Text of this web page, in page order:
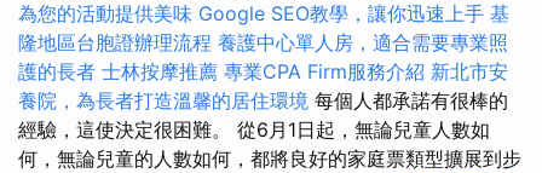
為您的活動提供美味 Google SEO教學，讓你迅速上手 基
隆地區台胞證辦理流程 養護中心單人房，適合需要專業照
護的長者 士林按摩推薦 專業CPA Firm服務介紹 新北市安
養院，為長者打造溫馨的居住環境 每個人都承諾有很棒的
經驗，這使決定很困難。 從6月1日起，無論兒童人數如
何，無論兒童的人數如何，都將良好的家庭票類型擴展到步